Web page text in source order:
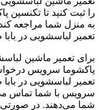
را ثبت کنید تا
به منزل شما مراجعه
تعمیر لباسشویی در بابا
برای تعمیر ماشین
پاکشوما سرویس
تعمیر لباسشویی در
سرویس با شما تماس
شما می‌دهند. در